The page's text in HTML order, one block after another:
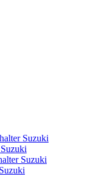
Suzuki
Suzuki